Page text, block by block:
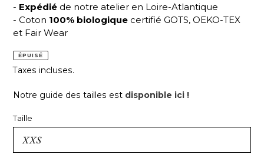
- Expédié de notre atelier en Loire-Atlantique
- Coton 100% biologique certifié GOTS, OEKO-TEX
et Fair Wear
ÉPUISÉ
Taxes incluses.
Notre guide des tailles est disponible ici !
Taille